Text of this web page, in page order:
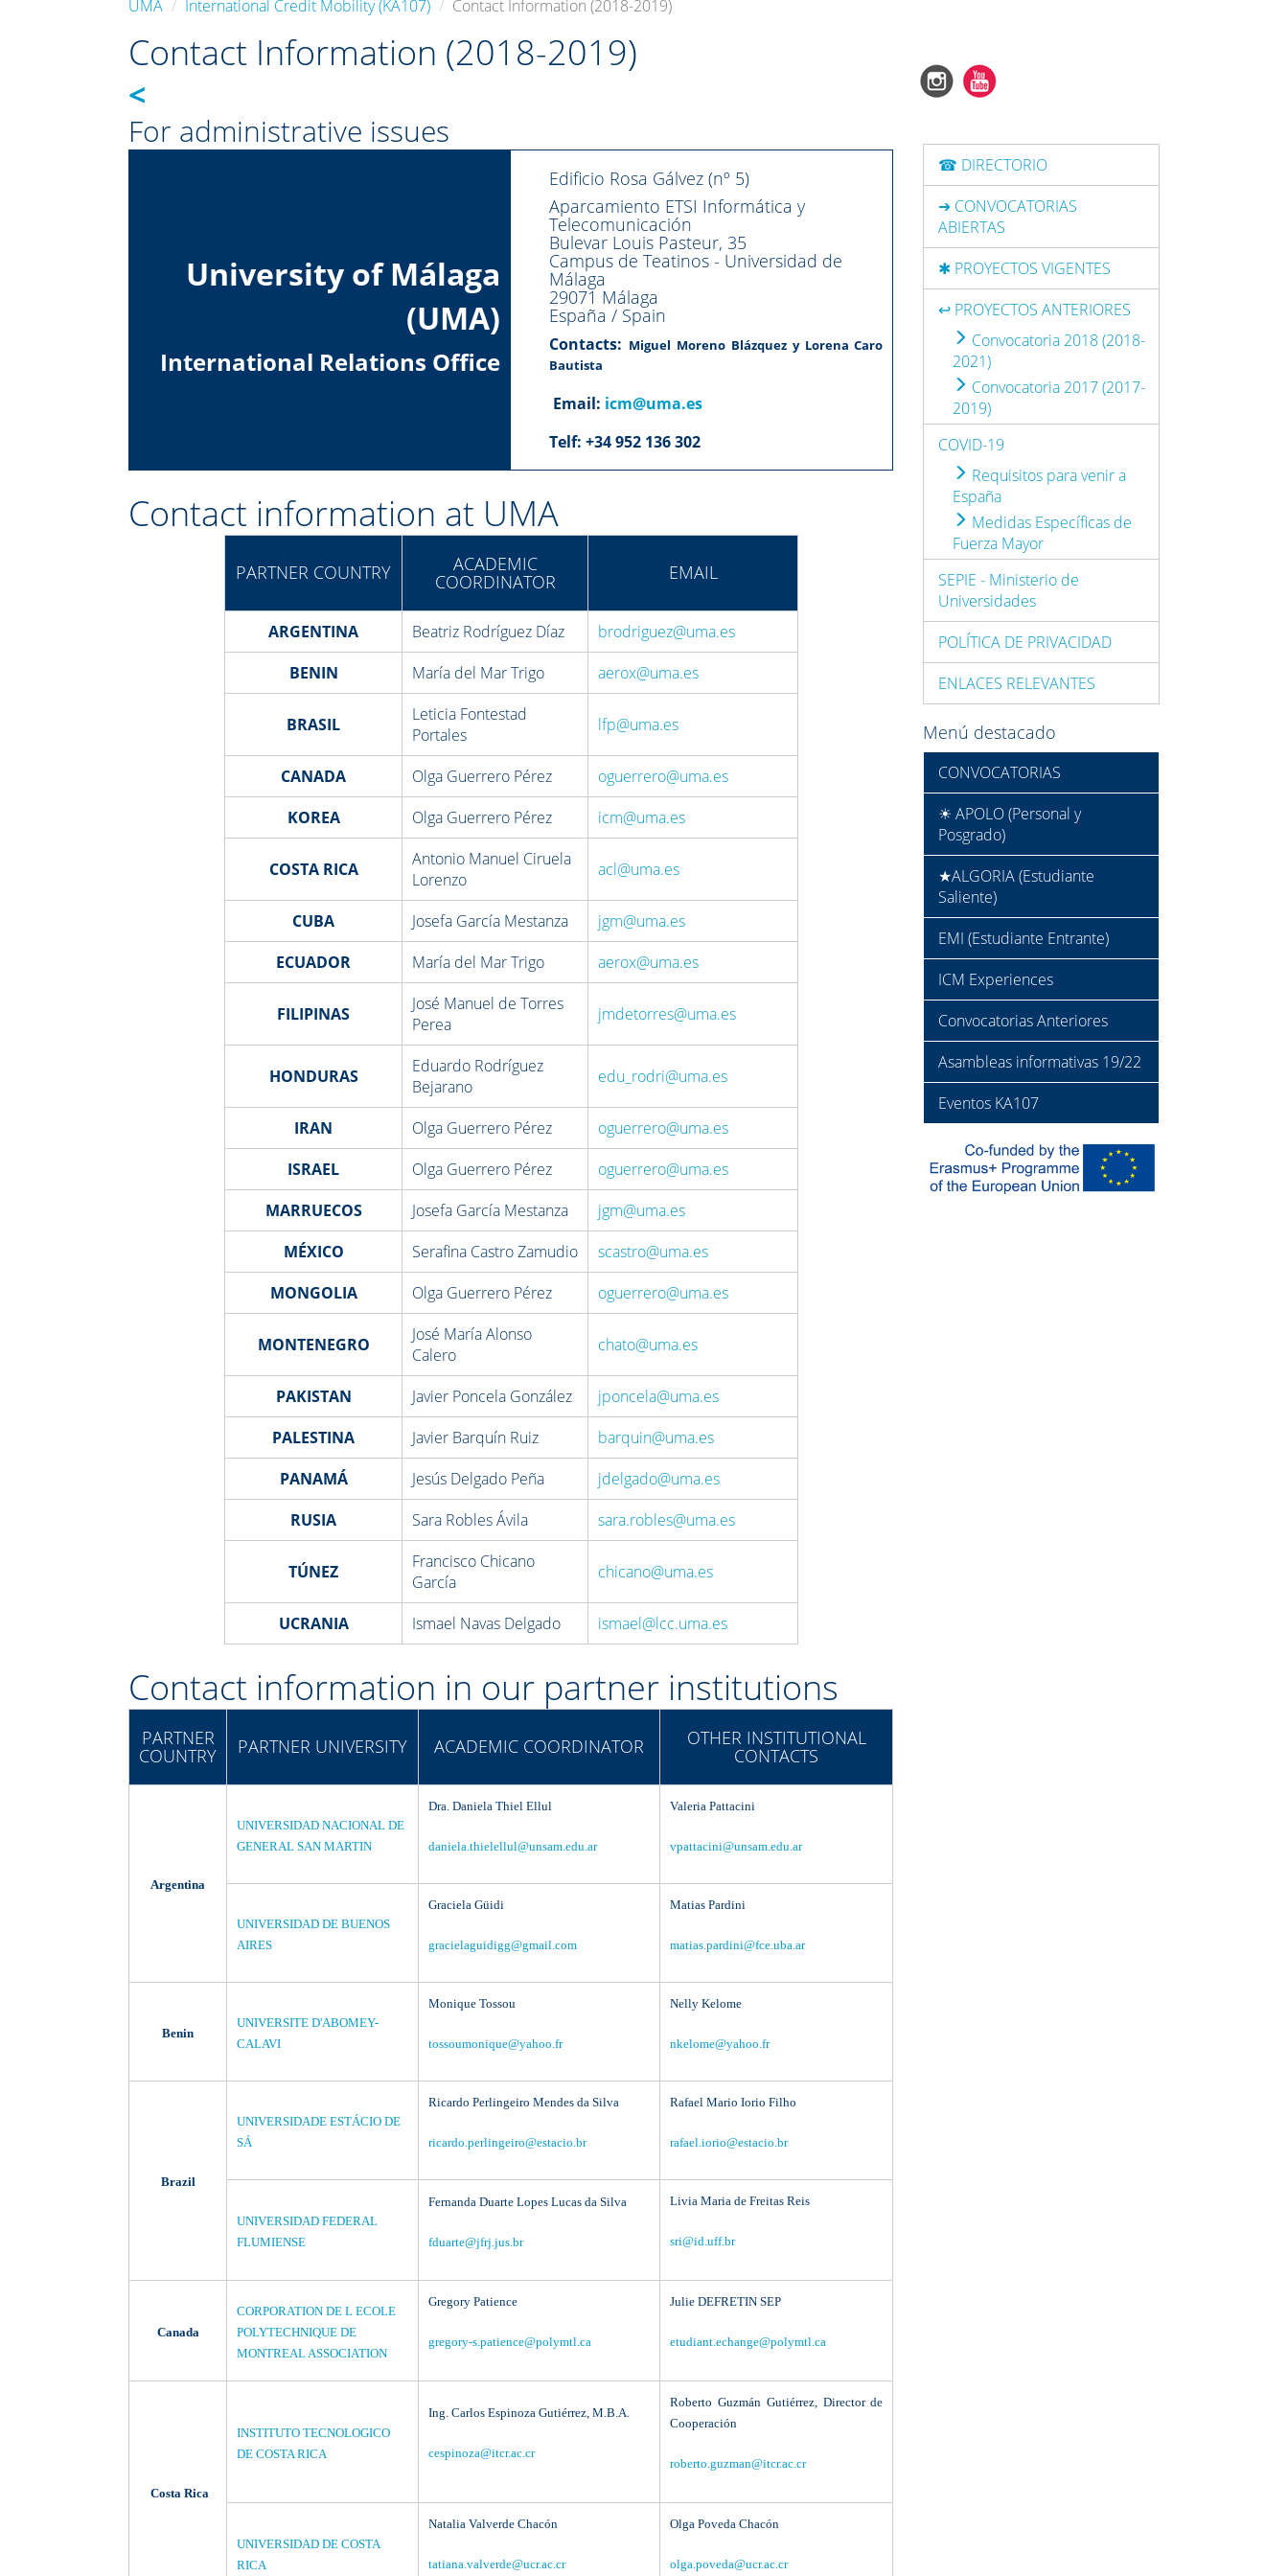
UMA International Credit Mobility (KA107) Contact Information (2018-2019)
Contact Information (2018-2019)
<
For administrative issues
University of Málaga
(UMA)
International Relations Office
Edificio Rosa Gálvez (nº 5)
Aparcamiento ETSI Informática y
Telecomunicación
Bulevar Louis Pasteur, 35
Campus de Teatinos - Universidad de
Málaga
29071 Málaga
España / Spain
Contacts: Miguel Moreno Blázquez y Lorena Caro
Bautista
Email: icm@uma.es
Telf: +34 952 136 302
Contact information at UMA
PARTNER COUNTRY ACADEMIC
COORDINATOR EMAIL
ARGENTINA Beatriz Rodríguez Díaz
brodriguez@uma.es
BENIN
María del Mar Trigo aerox@uma.es
BRASIL
Leticia Fontestad
Portales
lfp@uma.es
CANADA Olga Guerrero Pérez
oguerrero@uma.es
KOREA
Olga Guerrero Pérez icm@uma.es
COSTA RICA
Antonio Manuel Ciruela
Lorenzo
acl@uma.es
CUBA Josefa García Mestanza
jgm@uma.es
ECUADOR
María del Mar Trigo aerox@uma.es
FILIPINAS
José Manuel de Torres
Perea
jmdetorres@uma.es
HONDURAS
Eduardo Rodríguez
Bejarano
edu_rodri@uma.es
IRAN Olga Guerrero Pérez
oguerrero@uma.es
ISRAEL
Olga Guerrero Pérez
oguerrero@uma.es
MARRUECOS
Josefa García Mestanza
jgm@uma.es
MÉXICO
Serafina Castro Zamudio
scastro@uma.es
MONGOLIA
Olga Guerrero Pérez oguerrero@uma.es
MONTENEGRO
José María Alonso
Calero
chato@uma.es
PAKISTAN Javier Poncela González
jponcela@uma.es
PALESTINA
Javier Barquín Ruiz
barquin@uma.es
PANAMÁ
Jesús Delgado Peña
jdelgado@uma.es
RUSIA
Sara Robles Ávila sara.robles@uma.es
TÚNEZ
Francisco Chicano
García
chicano@uma.es
UCRANIA Ismael Navas Delgado ismael@lcc.uma.es
Contact information in our partner institutions
PARTNER
COUNTRY PARTNER UNIVERSITY ACADEMIC COORDINATOR OTHER INSTITUTIONAL
CONTACTS
Argentina
UNIVERSIDAD NACIONAL DE
GENERAL SAN MARTIN
Dra. Daniela Thiel Ellul
daniela.thielellul@unsam.edu.ar
Valeria Pattacini
vpattacini@unsam.edu.ar
UNIVERSIDAD DE BUENOS
AIRES
Graciela Güidi
gracielaguidigg@gmail.com
Matias Pardini
matias.pardini@fce.uba.ar
Benin
UNIVERSITE D'ABOMEY-
CALAVI
Monique Tossou
tossoumonique@yahoo.fr
Nelly Kelome
nkelome@yahoo.fr
Brazil
UNIVERSIDADE ESTÁCIO DE
SÁ
Ricardo Perlingeiro Mendes da Silva
ricardo.perlingeiro@estacio.br
Rafael Mario Iorio Filho
rafael.iorio@estacio.br
UNIVERSIDAD FEDERAL
FLUMIENSE
Fernanda Duarte Lopes Lucas da Silva
fduarte@jfrj.jus.br
Livia Maria de Freitas Reis
sri@id.uff.br
Canada
CORPORATION DE L ECOLE
POLYTECHNIQUE DE
MONTREAL ASSOCIATION
Gregory Patience
gregory-s.patience@polymtl.ca
Julie DEFRETIN SEP
etudiant.echange@polymtl.ca
Costa Rica
INSTITUTO TECNOLOGICO
DE COSTA RICA
Ing. Carlos Espinoza Gutiérrez, M.B.A.
cespinoza@itcr.ac.cr
Roberto Guzmán Gutiérrez, Director de
Cooperación
roberto.guzman@itcr.ac.cr
UNIVERSIDAD DE COSTA
RICA
Natalia Valverde Chacón
tatiana.valverde@ucr.ac.cr
Olga Poveda Chacón
olga.poveda@ucr.ac.cr
☎ DIRECTORIO
➔ CONVOCATORIAS
ABIERTAS
✱ PROYECTOS VIGENTES
↩ PROYECTOS ANTERIORES
Convocatoria 2018 (2018-
2021)
Convocatoria 2017 (2017-
2019)
COVID-19
Requisitos para venir a
España
Medidas Específicas de
Fuerza Mayor
SEPIE - Ministerio de
Universidades
POLÍTICA DE PRIVACIDAD
ENLACES RELEVANTES
Menú destacado
CONVOCATORIAS
☀ APOLO (Personal y
Posgrado)
★ALGORIA (Estudiante
Saliente)
EMI (Estudiante Entrante)
ICM Experiences
Convocatorias Anteriores
Asambleas informativas 19/22
Eventos KA107